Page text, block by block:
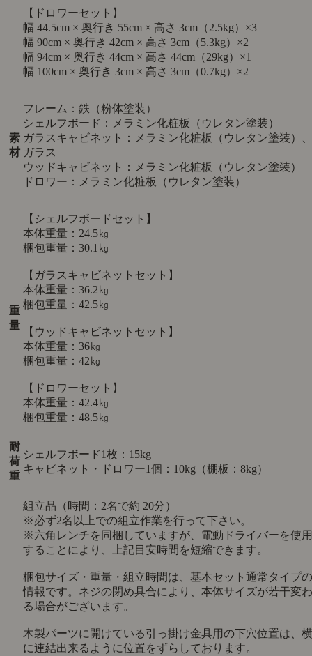
【ドロワーセット】
幅 44.5cm × 奥行き 55cm × 高さ 3cm（2.5kg）×3
幅 90cm × 奥行き 42cm × 高さ 3cm（5.3kg）×2
幅 94cm × 奥行き 44cm × 高さ 44cm（29kg）×1
幅 100cm × 奥行き 3cm × 高さ 3cm（0.7kg）×2
素
材
フレーム：鉄（粉体塗装）
シェルフボード：メラミン化粧板（ウレタン塗装）
ガラスキャビネット：メラミン化粧板（ウレタン塗装）、
ガラス
ウッドキャビネット：メラミン化粧板（ウレタン塗装）
ドロワー：メラミン化粧板（ウレタン塗装）
重
量
【シェルフボードセット】
本体重量：24.5㎏
梱包重量：30.1㎏
【ガラスキャビネットセット】
本体重量：36.2㎏
梱包重量：42.5㎏
【ウッドキャビネットセット】
本体重量：36㎏
梱包重量：42㎏
【ドロワーセット】
本体重量：42.4㎏
梱包重量：48.5㎏
耐
荷
重
シェルフボード1枚：15kg
キャビネット・ドロワー1個：10kg（棚板：8kg）
組立品（時間：2名で約 20分）
※必ず2名以上での組立作業を行って下さい。
※六角レンチを同梱していますが、電動ドライバーを使用
することにより、上記目安時間を短縮できます。
梱包サイズ・重量・組立時間は、基本セット通常タイプの
情報です。ネジの閉め具合により、本体サイズが若干変わ
る場合がございます。
木製パーツに開けている引っ掛け金具用の下穴位置は、横
に連結出来るように位置をずらしております。